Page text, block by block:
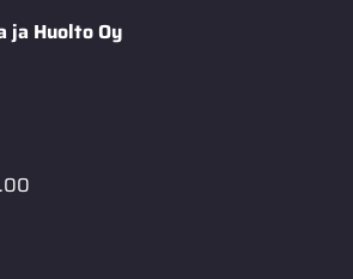
ja Huolto Oy